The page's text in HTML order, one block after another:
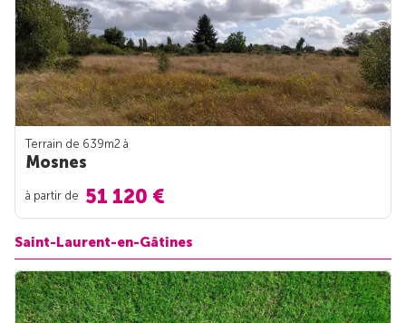
Terrain de 639m2 à
Mosnes
à partir de 51 120 €
Saint-Laurent-en-Gâtines